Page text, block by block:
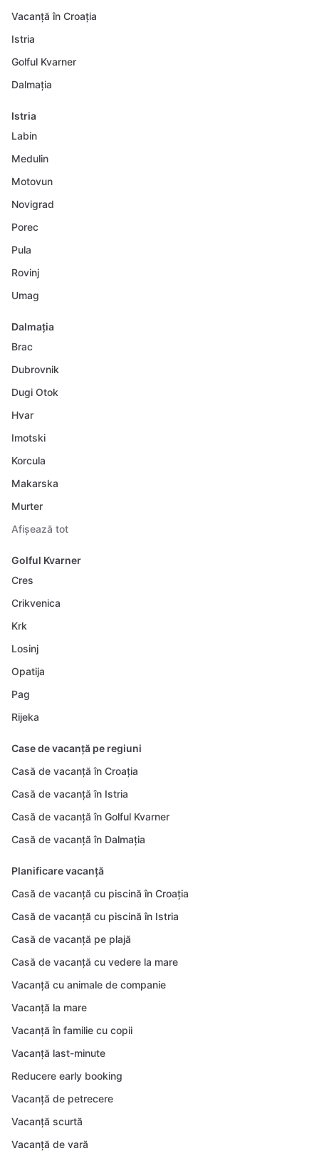
Vacanță în Croația
Istria
Golful Kvarner
Dalmația
Istria
Labin
Medulin
Motovun
Novigrad
Porec
Pula
Rovinj
Umag
Dalmația
Brac
Dubrovnik
Dugi Otok
Hvar
Imotski
Korcula
Makarska
Murter
Afișează tot
Golful Kvarner
Cres
Crikvenica
Krk
Losinj
Opatija
Pag
Rijeka
Case de vacanță pe regiuni
Casă de vacanță în Croația
Casă de vacanță în Istria
Casă de vacanță în Golful Kvarner
Casă de vacanță în Dalmația
Planificare vacanță
Casă de vacanță cu piscină în Croația
Casă de vacanță cu piscină în Istria
Casă de vacanță pe plajă
Casă de vacanță cu vedere la mare
Vacanță cu animale de companie
Vacanță la mare
Vacanță în familie cu copii
Vacanță last-minute
Reducere early booking
Vacanță de petrecere
Vacanță scurtă
Vacanță de vară